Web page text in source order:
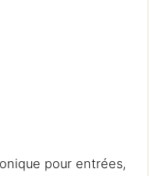
pour entrées,